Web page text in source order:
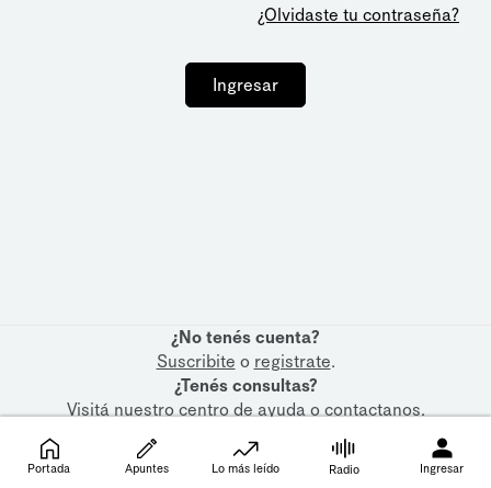
¿Olvidaste tu contraseña?
Ingresar
¿No tenés cuenta?
Suscribite o registrate.
¿Tenés consultas?
Visitá nuestrocentro de ayudaocontactanos.
Portada Apuntes Lo más leído Radio Ingresar